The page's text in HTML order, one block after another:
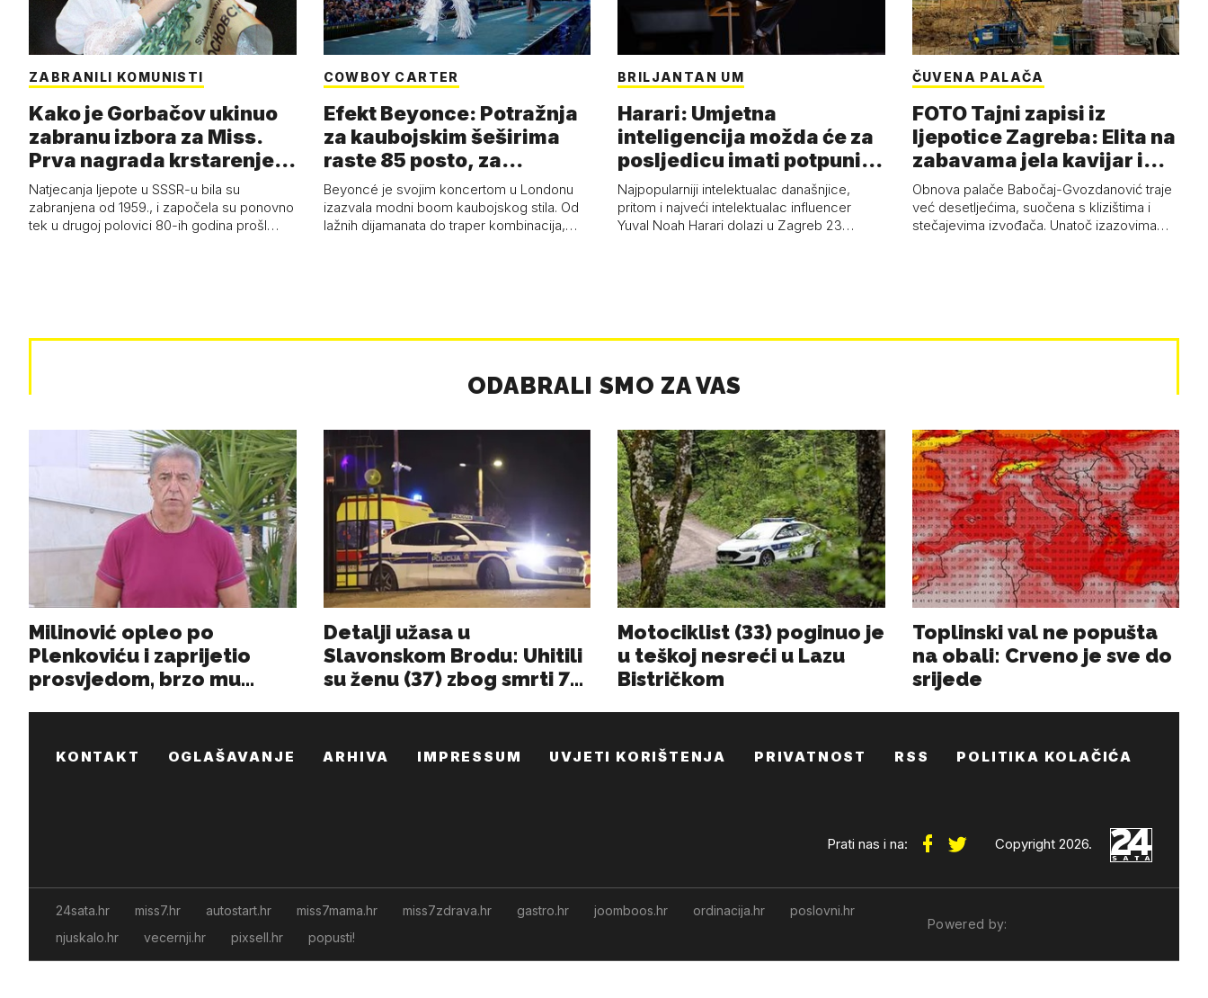
ZABRANILI KOMUNISTI
Kako je Gorbačov ukinuo
zabranu izbora za Miss.
Prva nagrada krstarenje
Jadran…
Natjecanja ljepote u SSSR-u bila su
zabranjena od 1959., i započela su ponovno
tek u drugoj polovici 80-ih godina prošl…
COWBOY CARTER
Efekt Beyonce: Potražnja
za kaubojskim šeširima
raste 85 posto, za
čizmama 53 p…
Beyoncé je svojim koncertom u Londonu
izazvala modni boom kaubojskog stila. Od
lažnih dijamanata do traper kombinacija,…
BRILJANTAN UM
Harari: Umjetna
inteligencija možda će za
posljedicu imati potpuni
kolaps čovje…
Najpopularniji intelektualac današnjice,
pritom i najveći intelektualac influencer
Yuval Noah Harari dolazi u Zagreb 23…
ČUVENA PALAČA
FOTO Tajni zapisi iz
ljepotice Zagreba: Elita na
zabavama jela kavijar i
pud…
Obnova palače Babočaj-Gvozdanović traje
već desetljećima, suočena s klizištima i
stečajevima izvođača. Unatoč izazovima…
KONTAKT OGLAŠAVANJE ARHIVA IMPRESSUM UVJETI KORIŠTENJA PRIVATNOST RSS POLITIKA KOLAČIĆA
Prati nas i na: Copyright 2026.
24sata.hr miss7.hr autostart.hr miss7mama.hr miss7zdrava.hr gastro.hr joomboos.hr ordinacija.hr
poslovni.hr
njuskalo.hr
vecernji.hr pixsell.hr popusti!
Powered by: